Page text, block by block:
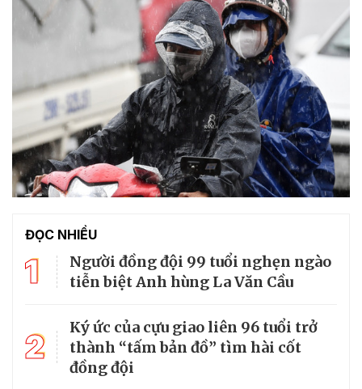
ĐỌC NHIỀU
1
Người đồng đội 99 tuổi nghẹn ngào
tiễn biệt Anh hùng La Văn Cầu
2
Ký ức của cựu giao liên 96 tuổi trở
thành “tấm bản đồ” tìm hài cốt
đồng đội